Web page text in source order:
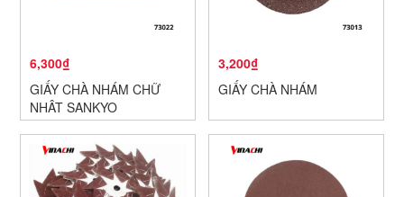
6,300₫
GIẤY CHÀ NHÁM CHỮ
NHẬT SANKYO
3,200₫
GIẤY CHÀ NHÁM